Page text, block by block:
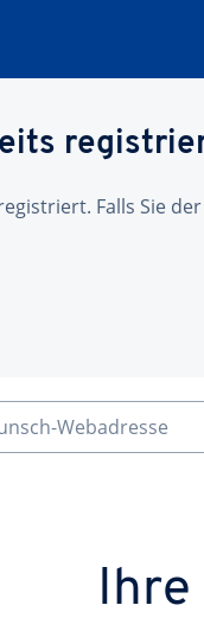
Falls Sie
Webadresse
Ihre